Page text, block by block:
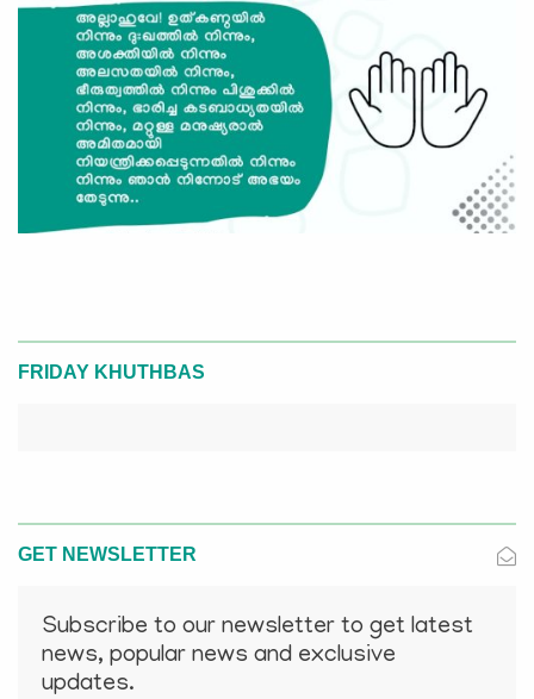
FRIDAY KHUTHBAS
GET NEWSLETTER
Subscribe to our newsletter to get latest
news, popular news and exclusive
updates.